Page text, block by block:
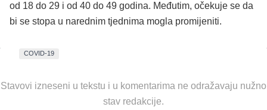
od 18 do 29 i od 40 do 49 godina. Međutim, očekuje se da
bi se stopa u narednim tjednima mogla promijeniti.
COVID-19
Stavovi izneseni u tekstu i u komentarima ne odražavaju nužno
stav redakcije.